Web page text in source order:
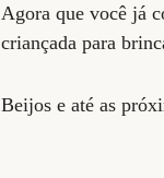
Agora que você já
criançada para
Beijos e até as